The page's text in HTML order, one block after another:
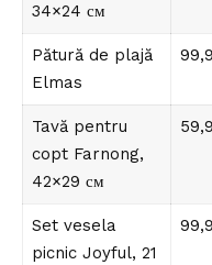
34×24 см
Pătură de plajă
Elmas
Tavă pentru
copt Farnong,
42×29 см
Set vesela
picnic Joyful, 21